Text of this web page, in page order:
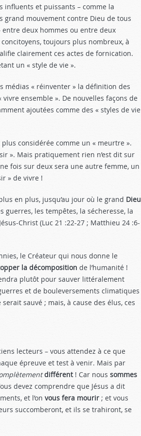
et puissants – comme la
grand mouvement contre Dieu de tous
deux hommes ou entre deux
toujours plus nombreux, à
clairement ces actes de fornication.
un « style de vie ».
médias « réinventer » la défi­nition des
ensemble ». De nou­velles façons de
ajoutées comme des « styles de vie
plus considérée comme un « meurtre ».
». Mais pratiquement rien n’est dit sur
fois sur deux sera une autre femme, un
» de vivre !
en plus, jusqu’au jour où le grand Dieu
guerres, les tempêtes, la sécheresse, la
Christ (Luc 21 :22-27 ; Matthieu 24 :6-
le Créateur qui nous donne le
la décomposition de l’humanité !
plutôt pour sauver littéra­lement
et de bouleversements cli­matiques
serait sauvé ; mais, à cause des élus, ces
lecteurs – vous attendez à ce que
épreuve et test à venir. Mais par
différent! Car nous sommes
devez com­prendre que Jésus a dit
et l’on vous fera mourir ; et vous
succombe­ront, et ils se trahiront, se